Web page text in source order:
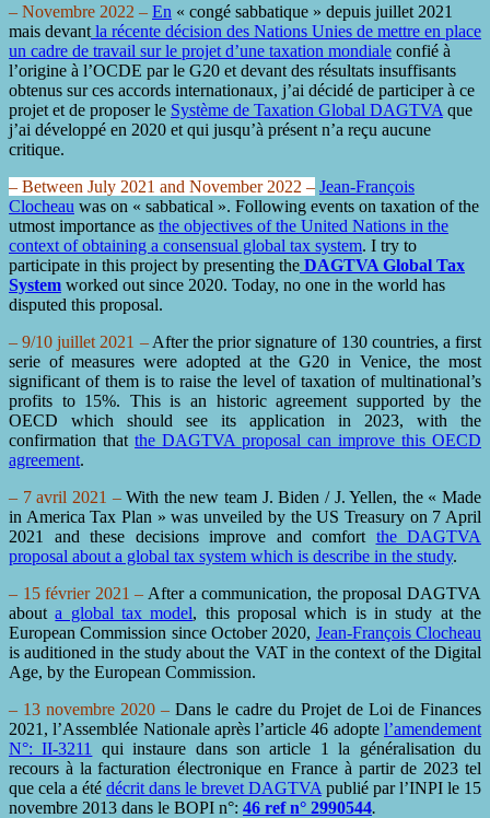
– Novembre 2022 – En « congé sabbatique » depuis juillet 2021
mais devant la récente décision des Nations Unies de mettre en place
un cadre de travail sur le projet d’une taxation mondiale confié à
l’origine à l’OCDE par le G20 et devant des résultats insuffisants
obtenus sur ces accords internationaux, j’ai décidé de participer à ce
projet et de proposer le Système de Taxation Global DAGTVA que
j’ai développé en 2020 et qui jusqu’à présent n’a reçu aucune
critique.
– Between July 2021 and November 2022 – Jean-François
Clocheau was on « sabbatical ». Following events on taxation of the
utmost importance as the objectives of the United Nations in the
context of obtaining a consensual global tax system. I try to
participate in this project by presenting the DAGTVA Global Tax
System worked out since 2020. Today, no one in the world has
disputed this proposal.
– 9/10 juillet 2021 – After the prior signature of 130 countries, a first
serie of measures were adopted at the G20 in Venice, the most
significant of them is to raise the level of taxation of multinational’s
profits to 15%. This is an historic agreement supported by the
OECD which should see its application in 2023, with the
confirmation that the DAGTVA proposal can improve this OECD
agreement.
– 7 avril 2021 –With the new team J. Biden / J. Yellen, the « Made
in America Tax Plan » was unveiled by the US Treasury on 7 April
2021 and these decisions improve and comfort the DAGTVA
proposal about a global tax system which is describe in the study.
– 15 février 2021 – After a communication, the proposal DAGTVA
abouta global tax model, this proposal which is in study at the
European Commission since October 2020, Jean-François Clocheau
is auditioned in the study about the VAT in the context of the Digital
Age, by the European Commission.
– 13 novembre 2020 – Dans le cadre du Projet de Loi de Finances
2021, l’Assemblée Nationale après l’article 46 adopte l’amendement
N°: II-3211
qui instaure dans son article 1 la généralisation du
recours à la facturation électronique en France à partir de 2023 tel
que cela a été décrit dans le brevet DAGTVA publié par l’INPI le 15
novembre 2013 dans le BOPI n°: 46 ref n° 2990544.